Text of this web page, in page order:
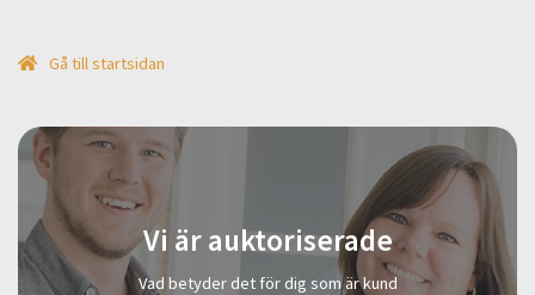
Gå till startsidan
Vi är auktoriserade
Vad betyder det för dig som är kund